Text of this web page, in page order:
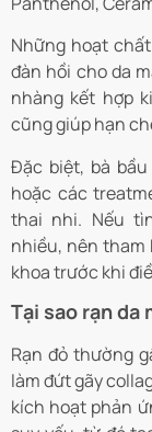
Những hoạt
đàn hồi cho da
nhàng kết hợp
cũng giúp hạn
Đặc biệt, bà
hoặc các
thai nhi. Nếu
nhiều, nên tham
khoa trước khi
Tại sao rạn da
Rạn đỏ thường
làm đứt gãy
kích hoạt phản